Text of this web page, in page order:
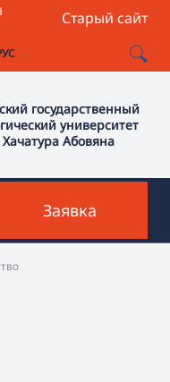
Старый сайт
государственный
университет
Абовяна
Заявка